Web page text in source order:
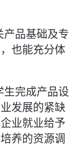
品基础及专
也能充分体
完成产品设
发展的紧缺
业就业给予
养的资源调